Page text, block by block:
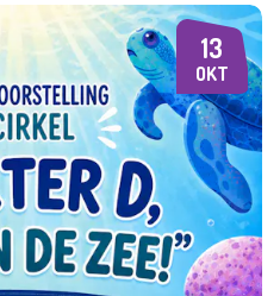
13
OKT